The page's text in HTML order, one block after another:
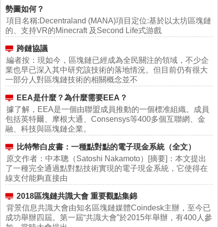
勢圖如何？
項目名稱:Decentraland (MANA)項目定位:基於以太坊區塊鏈
的、支持VR的Minecraft 及Second Life式游戲
跨鏈協議
編者按：現如今，區塊鏈已經成為全民關注的領域，不少企
業也早已深入其中研究該技術的落地情況。但目前仍有很大
一部分人對區塊鏈技術的相關概念並不
EEA是什麼？為什麼需要EEA？
據了解，EEA是一個由聯盟成員推動的一個標准組織。成員
包括英特爾、摩根大通、Consensys等400多個互聯網、金
融、科技與區塊鏈企業。
比特幣白皮書：一種點對點的電子現金系統（全文）
原文作者：中本聰（Satoshi Nakamoto）[摘要]：本文提出
了一種完全通過點對點技術實現的電子現金系統，它使得在
線支付能夠直接由
2018區塊鏈共識大會 重要觀點集錦
背景信息共識大會由知名區塊鏈媒體Coindesk主辦，至今已
成功舉辦四屆。第一屆“共識大會”於2015年舉辦，有400人參